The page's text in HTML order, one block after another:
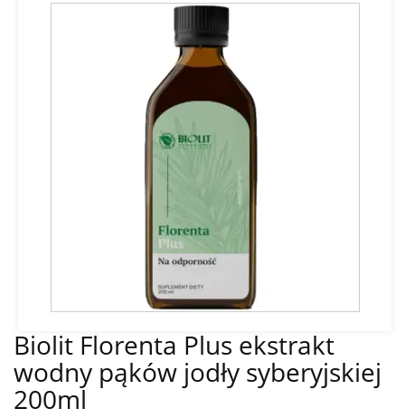
Biolit Florenta Plus ekstrakt
wodny pąków jodły syberyjskiej
200ml